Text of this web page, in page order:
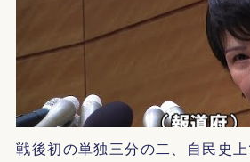
戦後初の単独三分の二、自民史